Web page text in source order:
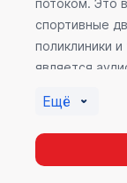
потоком. Это
спортивные
поликлиники
является
местах
покупателя
Ещё